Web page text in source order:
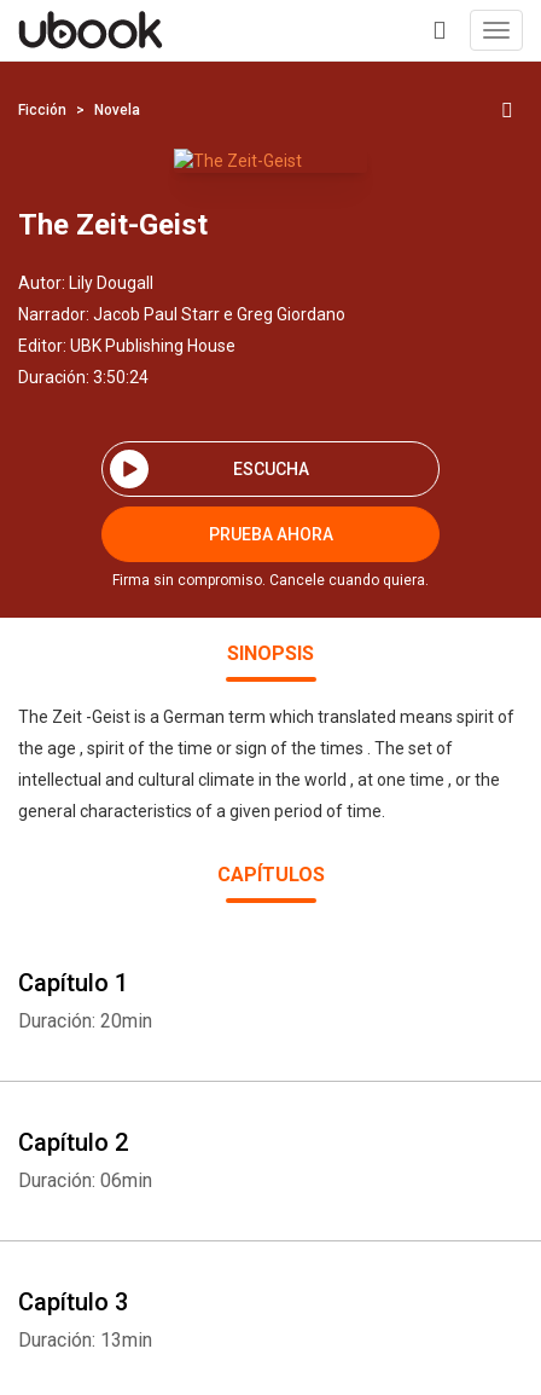
+
Ficción Novela
The Zeit-Geist
Autor: Lily Dougall
Narrador: Jacob Paul Starr e Greg Giordano
Editor: UBK Publishing House
Duración: 3:50:24
ESCUCHA
PRUEBA AHORA
Firma sin compromiso. Cancele cuando quiera.
SINOPSIS
The Zeit -Geist is a German term which translated means spirit of
the age , spirit of the time or sign of the times . The set of
intellectual and cultural climate in the world , at one time , or the
general characteristics of a given period of time.
CAPÍTULOS
Capítulo 1
Duración: 20min
Capítulo 2
Duración: 06min
Capítulo 3
Duración: 13min